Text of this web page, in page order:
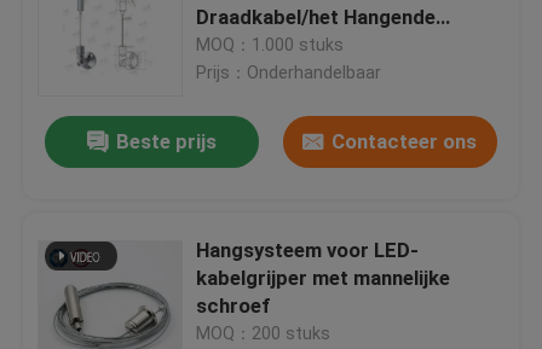
Draadkabel/het Hangende
Systeem van het Galerijbeeld aan
MOQ：1.000 stuks
Prijs：Onderhandelbaar
Beste prijs Contacteer ons
Hangsysteem voor LED-
kabelgrijper met mannelijke
schroef
MOQ：200 stuks